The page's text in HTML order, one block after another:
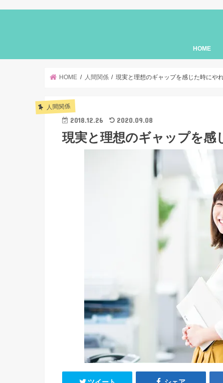
HOME
HOME 人間関係 現実と理想のギャップを感じた時にや
人間関係
2018.12.26 2020.09.08
現実と理想のギャップを感